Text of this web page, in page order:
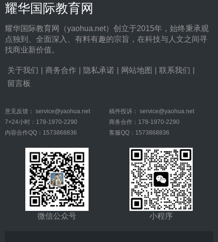
耀华国际教育网
耀华国际教育网（yaohua.net）创立于2015年，始终秉承观
点独到、全面深入、有料有趣的宗旨，在科技与人文之间寻
找商业新价值。
关于我们 商务合作 隐私承诺 网站地图 联系我们
留言板
意见反馈： service@yaohua.net 稿件投诉： service@yaohua.net
7×24小时：178-1970-2290
商务合作：178-1970-2290
内容合作QQ：1573868836
客服QQ：1573868836
微信公众号 小程序